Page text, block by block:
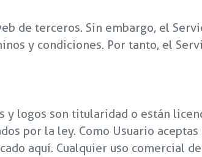
de terceros. Sin embargo, el
y condiciones. Por tanto, el
y logos son titularidad o están
por la ley. Como Usuario
aquí. Cualquier uso comercial